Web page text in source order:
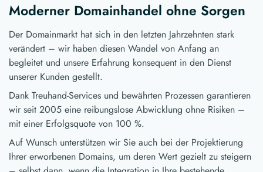
Moderner Domainhandel ohne Sorgen
Der Domainmarkt hat sich in den letzten Jahrzehnten stark
verändert – wir haben diesen Wandel von Anfang an
begleitet und unsere Erfahrung konsequent in den Dienst
unserer Kunden gestellt.
Dank Treuhand-Services und bewährten Prozessen garantieren
wir seit 2005 eine reibungslose Abwicklung ohne Risiken –
mit einer Erfolgsquote von 100 %.
Auf Wunsch unterstützen wir Sie auch bei der Projektierung
Ihrer erworbenen Domains, um deren Wert gezielt zu steigern